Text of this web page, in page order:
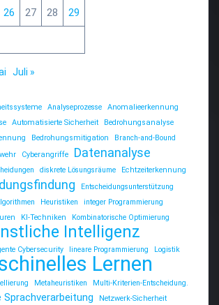
26 27 28 29
Juli »
Analyseprozesse
Anomalieerkennung
Automatisierte Sicherheit
Bedrohungsanalyse
Bedrohungsmitigation
Branch-and-Bound
Cyberangriffe Datenanalyse
diskrete Lösungsräume Echtzeiterkennung
Entscheidungsunterstützung
Heuristiken
integer Programmierung
KI-Techniken Kombinatorische Optimierung
Intelligenz
Cybersecurity lineare Programmierung Logistik
Lernen
Metaheuristiken Multi-Kriterien-Entscheidung.
Sprachverarbeitung
Netzwerk-Sicherheit